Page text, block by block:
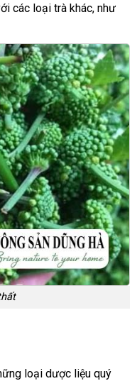
các loại trà khác, như
loại dược liệu quý